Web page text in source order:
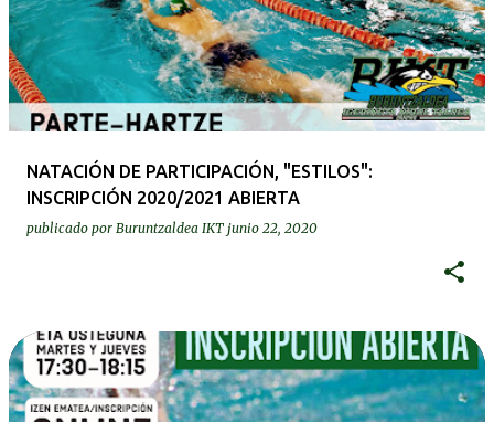
NATACIÓN DE PARTICIPACIÓN, "ESTILOS":
INSCRIPCIÓN 2020/2021 ABIERTA
publicado por Buruntzaldea IKT junio 22, 2020